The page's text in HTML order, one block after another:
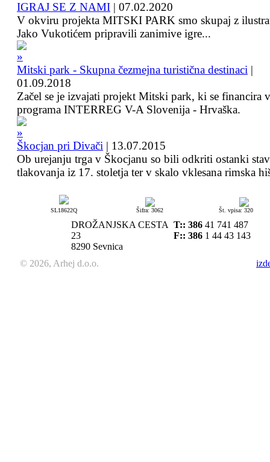
IGRAJ SE Z NAMI | 07.02.2020
V okviru projekta MITSKI PARK smo skupaj z
Jako Vukotićem pripravili zanimive igre...
Mitski park - Skupna čezmejna turistična destinaci |
01.09.2018
Začel se je izvajati projekt Mitski park, ki se financira
programa INTERREG V-A Slovenija - Hrvaška.
Škocjan pri Divači | 13.07.2015
Ob urejanju trga v Škocjanu so bili odkriti ostanki
tlakovanja iz 17. stoletja ter v skalo vklesana rimska
SL18622Q Šifra: 3062 Št. vpisa: 320
DROŽANJSKA CESTA
23
8290 Sevnica
T:: 386 41 741 487
F:: 386 1 44 43 143
© 2026, Arhej d.o.o.